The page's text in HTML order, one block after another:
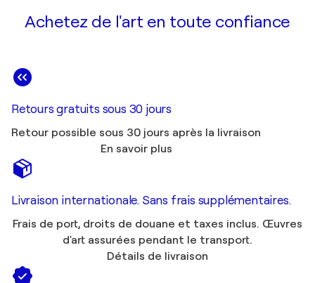
Achetez de l'art en toute confiance
Retours gratuits sous 30 jours
Retour possible sous 30 jours après la livraison
En savoir plus
Livraison internationale. Sans frais supplémentaires.
Frais de port, droits de douane et taxes inclus. Œuvres
d'art assurées pendant le transport.
Détails de livraison